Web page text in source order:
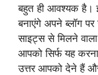
बहुत ही आवश्यक है।
बनाएंगे अपने ब्लॉग
साइट्स से मिलने
आपको सिर्फ यह
उत्तर आपको देने हैं